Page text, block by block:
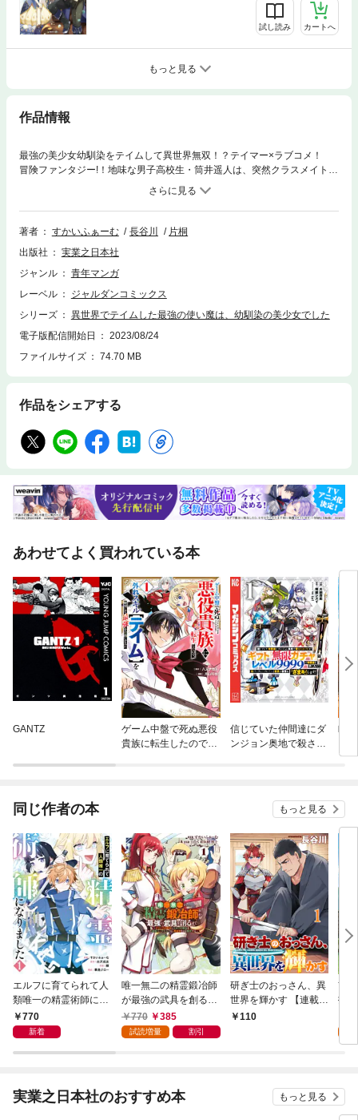
試し読み カートへ
もっと見る
作品情報
最強の美少女幼馴染をテイムして異世界無双！？テイマー×ラブコメ！
冒険ファンタジー!！地味な男子高校生・筒井遥人は、突然クラスメイト達
と一緒に異世界に召喚される。流されるまま全員の能力を調べていたとこ
ろ、疎遠になっていた遥人の幼馴染・望月美衣奈の能力【魔法強化】が暴
走してしまう。そんな美衣奈を助ける唯一の方法は遥人が美衣奈を【テイ
ム】すること！？学園一の美少女である美衣奈に気遣い、遥人は距離をお
スメイト達が暗躍していて……？
著者 すかいふぁーむ 長谷川
片桐
出版社
実業之日本社
ジャンル
青年マンガ
レーベル
ジャルダンコミックス
シリーズ
異世界でテイムした最強の使い魔は、幼馴染の美少女でした
電子版配信開始日
2023/08/24
ファイルサイズ
74.70 MB
作品をシェアする
あわせてよく買われている本
GANTZ
ゲーム中盤で死ぬ悪役
貴族に転生したので、
信じていた仲間達にダ
ンジョン奥地で殺され
れて元パーティーメン
バーと世界に復讐＆
町
ど
同じ作者の本 もっと見る
エルフに育てられて人
類唯一の精霊術師にな
りました～世間知らず
の最強冒険者、無自覚
する～ 1巻
770
新着
唯一無二の精霊鍛冶師
が最強の武具を創るま
で～ドワーフの鍛冶と
エルフの魔法を極めた
770 385
試読増量 割引
研ぎ士のおっさん、異
世界を輝かす 【連載
版】１
110
前
指
世
育
実業之日本社のおすすめ本 もっと見る